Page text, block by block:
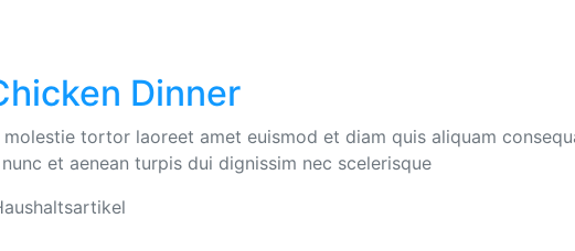
Dinner
tortor laoreet amet euismod et diam quis aliquam
et aenean turpis dui dignissim nec scelerisque